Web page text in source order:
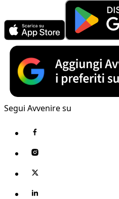
Segui Avvenire su